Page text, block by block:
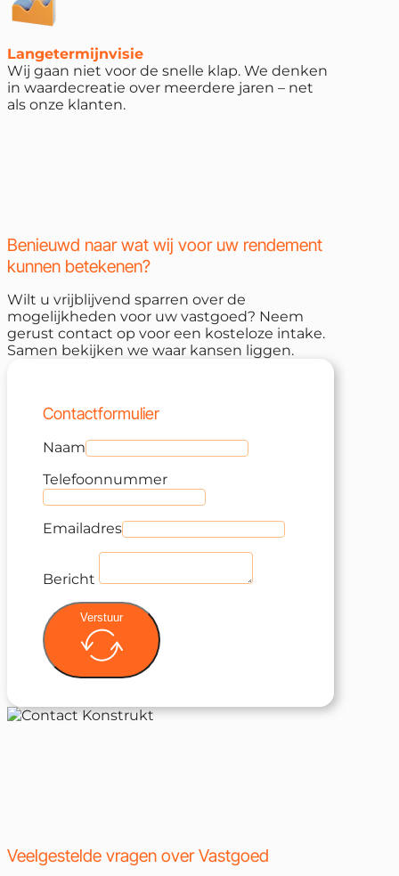
Langetermijnvisie
Wij gaan niet voor de snelle klap. We denken
in waardecreatie over meerdere jaren – net
als onze klanten.
Benieuwd naar wat wij voor uw rendement
kunnen betekenen?
Wilt u vrijblijvend sparren over de
mogelijkheden voor uw vastgoed? Neem
gerust contact op voor een kosteloze intake.
Samen bekijken we waar kansen liggen.
Contactformulier
Naam
Telefoonnummer
Emailadres
Bericht
Verstuur
Veelgestelde vragen over Vastgoed